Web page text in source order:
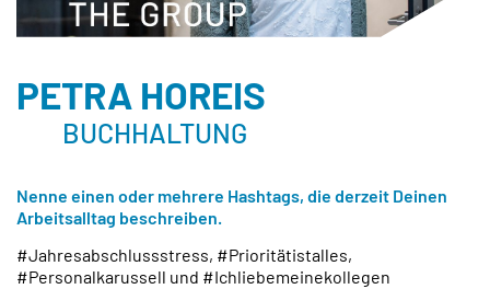
PETRA HOREIS
BUCHHALTUNG
Nenne einen oder mehrere Hashtags, die derzeit Deinen
Arbeitsalltag beschreiben.
#Jahresabschlussstress, #Prioritätistalles,
#Personalkarussell und #Ichliebemeinekollegen